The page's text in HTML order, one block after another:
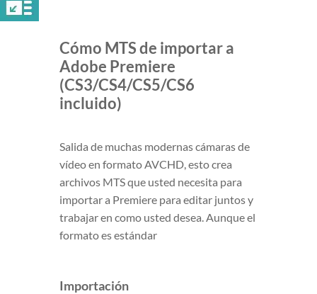
Cómo MTS de importar a
Adobe Premiere
(CS3/CS4/CS5/CS6
incluido)
Salida de muchas modernas cámaras de
vídeo en formato AVCHD, esto crea
archivos MTS que usted necesita para
importar a Premiere para editar juntos y
trabajar en como usted desea. Aunque el
formato es estándar
Importación